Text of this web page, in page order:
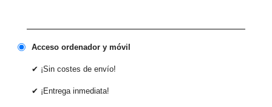
Acceso ordenador y móvil
✔ ¡Sin costes de envío!
✔ ¡Entrega inmediata!